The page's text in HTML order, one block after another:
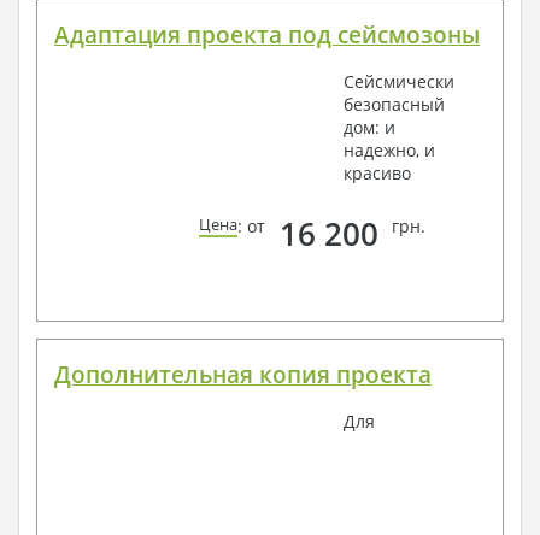
Адаптация проекта под сейсмозоны
Сейсмически
безопасный
дом: и
надежно, и
красиво
Цена: от 16 200 грн.
Дополнительная копия проекта
Для